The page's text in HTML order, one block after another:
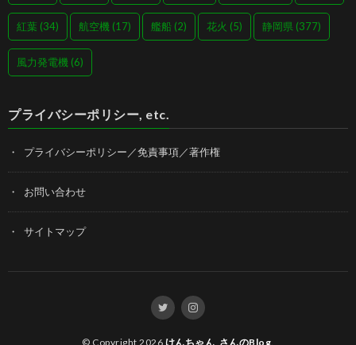
紅葉 (34) 航空機 (17) 艦船 (2) 花火 (5) 静岡県 (377)
風力発電機 (6)
プライバシーポリシー, etc.
プライバシーポリシー／免責事項／著作権
お問い合わせ
サイトマップ
© Copyright 2026 けんちゃん_さんのBlog